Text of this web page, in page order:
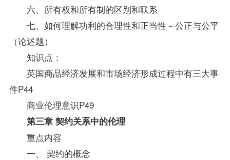
六、所有权和所有制的区别和联系
七、如何理解功利的合理性和正当性－公正与公平
（论述题）
知识点：
英国商品经济发展和市场经济形成过程中有三大事
件P44
商业伦理意识P49
第三章 契约关系中的伦理
重点内容
一、 契约的概念